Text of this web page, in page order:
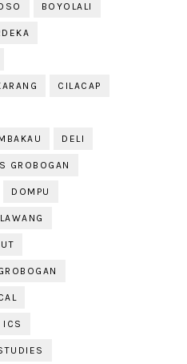
BOYOLALI
CILACAP
DELI
GROBOGAN
DOMPU
ICS